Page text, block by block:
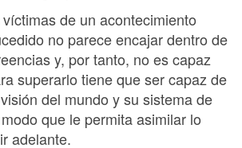
de un acontecimiento
no parece encajar dentro de
y, por tanto, no es capaz
superarlo tiene que ser capaz de
del mundo y su sistema de
que le permita asimilar lo
adelante.